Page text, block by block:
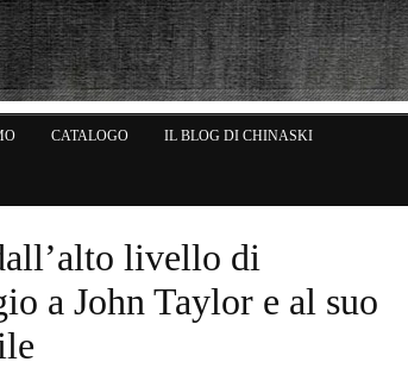
CATALOGO IL BLOG DI CHINASKI
livello di
a John Taylor e al suo